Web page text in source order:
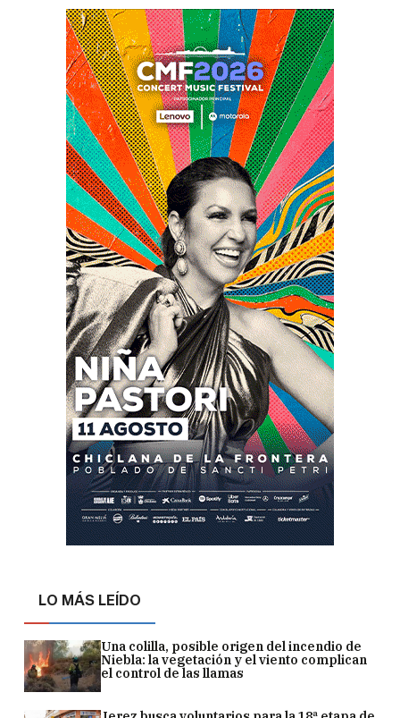
LO MÁS LEÍDO
Una colilla, posible origen del incendio de
Niebla: la vegetación y el viento complican
el control de las llamas